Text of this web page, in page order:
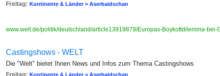
Freitag: Kontinente & Länder > Aserbaidschan
www.welt.de/politik/deutschland/article13919879/Europas-Boykottdilemma-
Castingshows - WELT
Die "Welt" bietet Ihnen News und Infos zum Thema Castingshows
Freitag: Kontinente & Länder > Aserbaidschan